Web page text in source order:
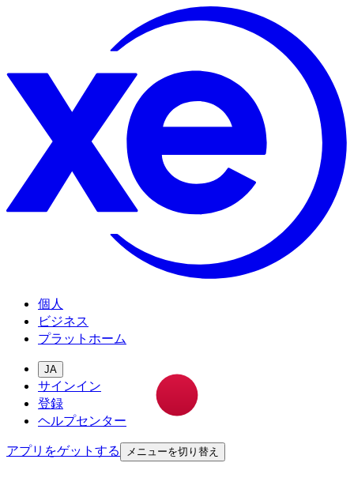
個人
ビジネス
プラットホーム
JA
サインイン
登録
ヘルプセンター
アプリをゲットする
メニューを切り替え